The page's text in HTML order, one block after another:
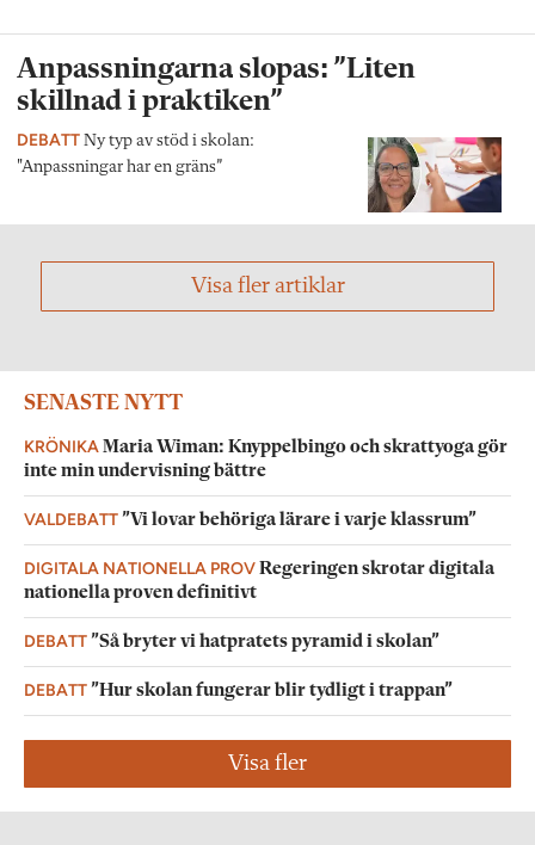
Anpassningarna slopas: ”Liten
skillnad i praktiken”
DEBATT Ny typ av stöd i skolan:
"Anpassningar har en gräns”
Visa fler artiklar
SENASTE NYTT
KRÖNIKA Maria Wiman: Knyppelbingo och skrattyoga gör
inte min undervisning bättre
VALDEBATT”Vi lovar behöriga lärare i varje klassrum”
DIGITALA NATIONELLA PROVRegeringen skrotar digitala
nationella proven definitivt
DEBATT”Så bryter vi hatpratets pyramid i skolan”
DEBATT”Hur skolan fungerar blir tydligt i trappan”
Visa fler